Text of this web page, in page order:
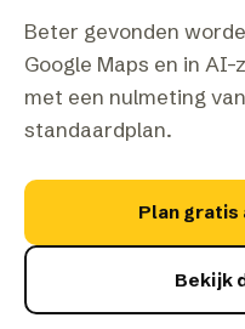
Beter gevonden
Google Maps en in
met een nulmeting
standaardplan.
Plan
Bekijk